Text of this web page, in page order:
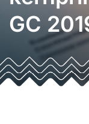
GC